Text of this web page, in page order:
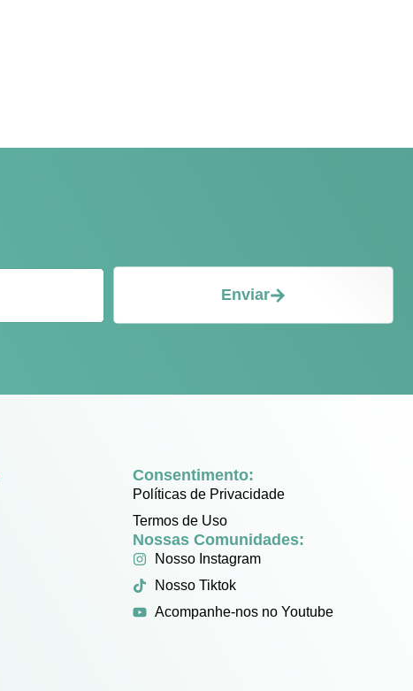
Enviar
Consentimento:
Políticas de Privacidade
Termos de Uso
Nossas Comunidades:
Nosso Instagram
Nosso Tiktok
Acompanhe-nos no Youtube